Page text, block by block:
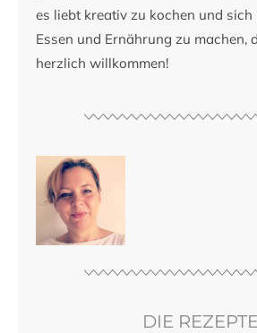
es liebt kreativ zu kochen und sich
Essen und Ernährung zu machen,
herzlich willkommen!
DIE REZEPTE